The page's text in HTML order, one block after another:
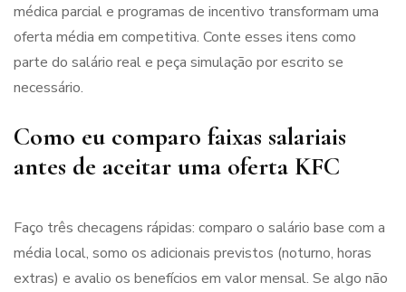
médica parcial e programas de incentivo transformam uma
oferta média em competitiva. Conte esses itens como
parte do salário real e peça simulação por escrito se
necessário.
Como eu comparo faixas salariais
antes de aceitar uma oferta KFC
Faço três checagens rápidas: comparo o salário base com a
média local, somo os adicionais previstos (noturno, horas
extras) e avalio os benefícios em valor mensal. Se algo não